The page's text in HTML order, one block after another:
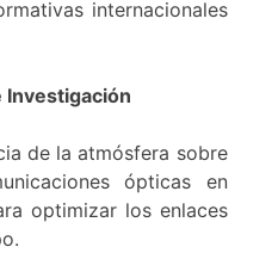
internacionales
Investigación
de la atmósfera sobre
ópticas en
optimizar los enlaces